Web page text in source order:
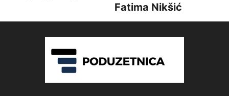
Fatima Nikšić